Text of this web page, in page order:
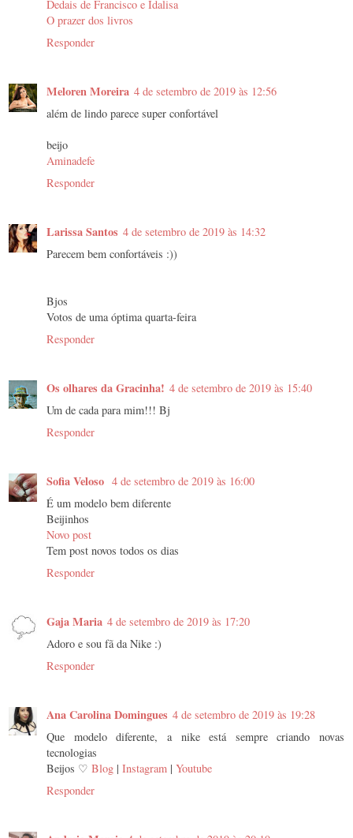
Dedais de Francisco e Idalisa
O prazer dos livros
Responder
Meloren Moreira 4 de setembro de 2019 às 12:56
além de lindo parece super confortável
beijo
Aminadefe
Responder
Larissa Santos 4 de setembro de 2019 às 14:32
Parecem bem confortáveis :))
Bjos
Votos de uma óptima quarta-feira
Responder
Os olhares da Gracinha! 4 de setembro de 2019 às 15:40
Um de cada para mim!!! Bj
Responder
Sofia Veloso 4 de setembro de 2019 às 16:00
É um modelo bem diferente
Beijinhos
Novo post
Tem post novos todos os dias
Responder
Gaja Maria 4 de setembro de 2019 às 17:20
Adoro e sou fã da Nike :)
Responder
Ana Carolina Domingues 4 de setembro de 2019 às 19:28
Que modelo diferente, a nike está sempre criando novas
tecnologias
Beijos ♡ Blog | Instagram | Youtube
Responder